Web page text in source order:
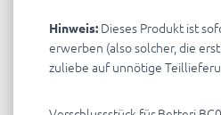
Hinweis: Dieses Produkt ist
erwerben (also solcher, die
zuliebe auf unnötige